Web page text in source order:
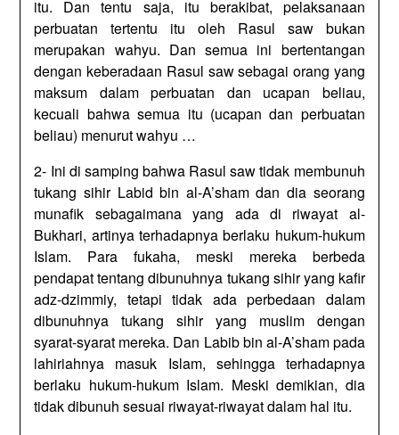
itu. Dan tentu saja, itu berakibat, pelaksanaan
perbuatan tertentu itu oleh Rasul saw bukan
merupakan wahyu. Dan semua ini bertentangan
dengan keberadaan Rasul saw sebagai orang yang
maksum dalam perbuatan dan ucapan beliau,
kecuali bahwa semua itu (ucapan dan perbuatan
beliau) menurut wahyu …
2- Ini di samping bahwa Rasul saw tidak membunuh
tukang sihir Labid bin al-A’sham dan dia seorang
munafik sebagaimana yang ada di riwayat al-
Bukhari, artinya terhadapnya berlaku hukum-hukum
Islam. Para fukaha, meski mereka berbeda
pendapat tentang dibunuhnya tukang sihir yang kafir
adz-dzimmiy, tetapi tidak ada perbedaan dalam
dibunuhnya tukang sihir yang muslim dengan
syarat-syarat mereka. Dan Labib bin al-A’sham pada
lahiriahnya masuk Islam, sehingga terhadapnya
berlaku hukum-hukum Islam. Meski demikian, dia
tidak dibunuh sesuai riwayat-riwayat dalam hal itu.